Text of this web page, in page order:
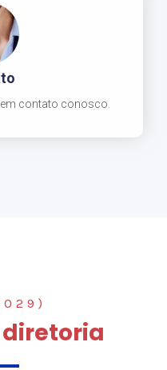
em contato conosco.